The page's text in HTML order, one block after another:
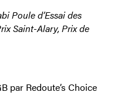
Poule d’Essai des
Saint-Alary, Prix de
par Redoute’s Choice